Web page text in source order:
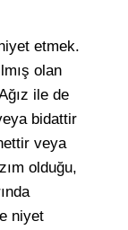
etmek.
olan
ile de
bidattir
veya
olduğu,
niyet